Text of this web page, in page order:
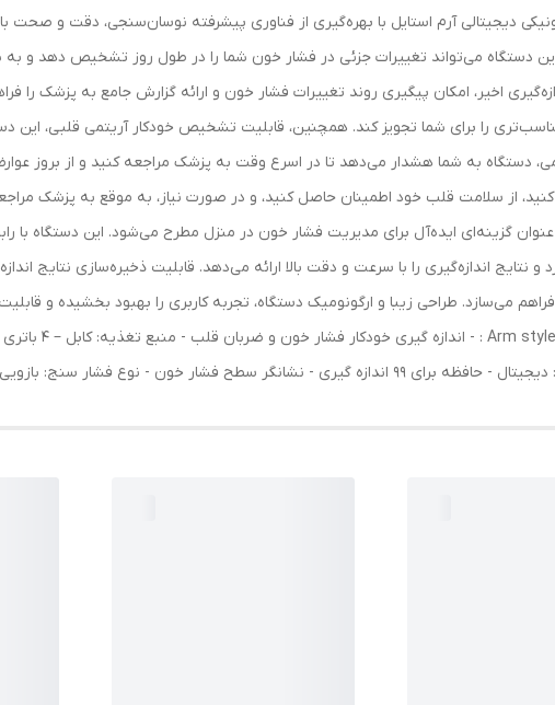
دیجیتالی آرم استایل با بهره‌گیری از فناوری پیشرفته نوسان‌سنجی، دقت و صحت
دستگاه می‌تواند تغییرات جزئی در فشار خون شما را در طول روز تشخیص دهد و
بهتر بشناسید. حافظه داخلی با ظرفیت ذخیره‌سازی 90 اندازه‌گیری اخیر، امکان پیگیری روند تغییرات فشار خون و ارائه گزارش
را برای شما تجویز کند. همچنین، قابلیت تشخیص خودکار آریتمی قلبی، این
به شما هشدار می‌دهد تا در اسرع وقت به پزشک مراجعه کنید و از بروز
از سلامت قلب خود اطمینان حاصل کنید، و در صورت نیاز، به موقع به پزشک
عنوان گزینه‌ای ایده‌آل برای مدیریت فشار خون در منزل مطرح می‌شود. این دستگاه با
نتایج اندازه‌گیری را با سرعت و دقت بالا ارائه می‌دهد. قابلیت ذخیره‌سازی نتایج
می‌سازد. طراحی زیبا و ارگونومیک دستگاه، تجربه کاربری را بهبود بخشیده و